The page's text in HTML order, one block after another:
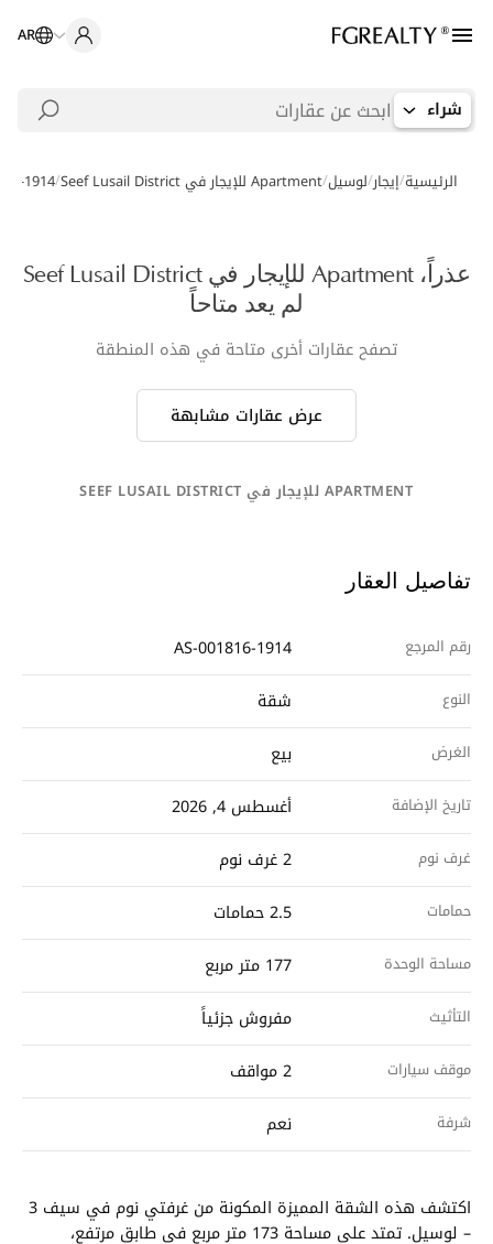
AR
شراء
الرئيسية/إيجار/لوسيل/Apartment للإيجار في Seef Lusail District /
1914
عذراً، Apartment للإيجار في Seef Lusail District
لم يعد متاحاً
تصفح عقارات أخرى متاحة في هذه المنطقة
عرض عقارات مشابهة
APARTMENT للإيجار في SEEF LUSAIL DISTRICT
تفاصيل العقار
رقم المرجع AS-001816-1914
النوع شقة
الغرض بيع
تاريخ الإضافة أغسطس 4, 2026
غرف نوم 2 غرف نوم
حمامات 2.5 حمامات
مساحة الوحدة 177 متر مربع
التأثيث مفروش جزئياً
موقف سيارات 2 مواقف
شرفة نعم
اكتشف هذه الشقة المميزة المكونة من غرفتي نوم في سيف 3
– لوسيل. تمتد على مساحة 173 متر مربع في طابق مرتفع،